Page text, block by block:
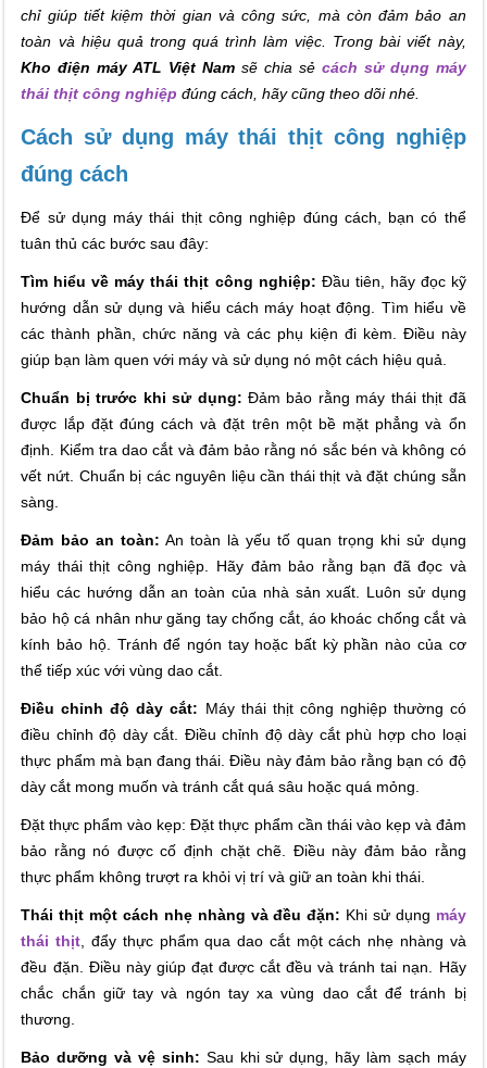
chỉ giúp tiết kiệm thời gian và công sức, mà còn đảm bảo an
toàn và hiệu quả trong quá trình làm việc. Trong bài viết này,
Kho điện máy ATL Việt Nam sẽ chia sẻ cách sử dụng máy
thái thịt công nghiệp đúng cách, hãy cũng theo dõi nhé.
Cách sử dụng máy thái thịt công nghiệp
đúng cách
Để sử dụng máy thái thịt công nghiệp đúng cách, bạn có thể
tuân thủ các bước sau đây:
Tìm hiểu về máy thái thịt công nghiệp: Đầu tiên, hãy đọc kỹ
hướng dẫn sử dụng và hiểu cách máy hoạt động. Tìm hiểu về
các thành phần, chức năng và các phụ kiện đi kèm. Điều này
giúp bạn làm quen với máy và sử dụng nó một cách hiệu quả.
Chuẩn bị trước khi sử dụng: Đảm bảo rằng máy thái thịt đã
được lắp đặt đúng cách và đặt trên một bề mặt phẳng và ổn
định. Kiểm tra dao cắt và đảm bảo rằng nó sắc bén và không có
vết nứt. Chuẩn bị các nguyên liệu cần thái thịt và đặt chúng sẵn
sàng.
Đảm bảo an toàn: An toàn là yếu tố quan trọng khi sử dụng
máy thái thịt công nghiệp. Hãy đảm bảo rằng bạn đã đọc và
hiểu các hướng dẫn an toàn của nhà sản xuất. Luôn sử dụng
bảo hộ cá nhân như găng tay chống cắt, áo khoác chống cắt và
kính bảo hộ. Tránh để ngón tay hoặc bất kỳ phần nào của cơ
thể tiếp xúc với vùng dao cắt.
Điều chỉnh độ dày cắt: Máy thái thịt công nghiệp thường có
điều chỉnh độ dày cắt. Điều chỉnh độ dày cắt phù hợp cho loại
thực phẩm mà bạn đang thái. Điều này đảm bảo rằng bạn có độ
dày cắt mong muốn và tránh cắt quá sâu hoặc quá mỏng.
Đặt thực phẩm vào kẹp: Đặt thực phẩm cần thái vào kẹp và đảm
bảo rằng nó được cố định chặt chẽ. Điều này đảm bảo rằng
thực phẩm không trượt ra khỏi vị trí và giữ an toàn khi thái.
Thái thịt một cách nhẹ nhàng và đều đặn: Khi sử dụng máy
thái thịt, đẩy thực phẩm qua dao cắt một cách nhẹ nhàng và
đều đặn. Điều này giúp đạt được cắt đều và tránh tai nạn. Hãy
chắc chắn giữ tay và ngón tay xa vùng dao cắt để tránh bị
thương.
Bảo dưỡng và vệ sinh: Sau khi sử dụng, hãy làm sạch máy